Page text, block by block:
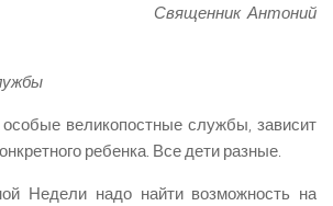
Священник Антоний
великопостные службы, зависит
ребенка. Все дети разные.
Недели надо найти возможность на